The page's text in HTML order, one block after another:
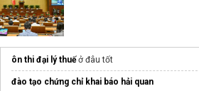
ôn thi đại lý thuếở đâu tốt
đào tạo chứng chỉ khai báo hải quan